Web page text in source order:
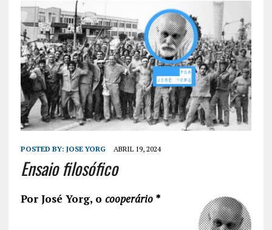
POSTED BY: JOSE YORG ABRIL 19, 2024
Ensaio filosófico
Por José Yorg, o cooperário *